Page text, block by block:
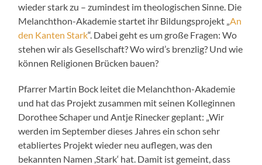
wieder stark zu – zumindest im theologischen Sinne. Die
Melanchthon-Akademie startet ihr Bildungsprojekt „An
den Kanten Stark“. Dabei geht es um große Fragen: Wo
stehen wir als Gesellschaft? Wo wird’s brenzlig? Und wie
können Religionen Brücken bauen?
Pfarrer Martin Bock leitet die Melanchthon-Akademie
und hat das Projekt zusammen mit seinen Kolleginnen
Dorothee Schaper und Antje Rinecker geplant: „Wir
werden im September dieses Jahres ein schon sehr
etabliertes Projekt wieder neu auflegen, was den
bekannten Namen ,Stark‘ hat. Damit ist gemeint, dass